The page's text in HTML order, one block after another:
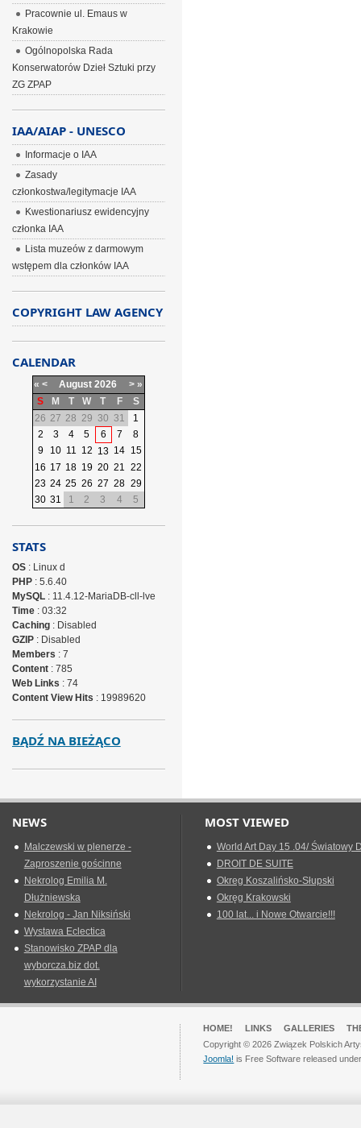
Pracownie ul. Emaus w
Krakowie
Ogólnopolska Rada
Konserwatorów Dzieł Sztuki przy
ZG ZPAP
IAA/AIAP - UNESCO
Informacje o IAA
Zasady
członkostwa/legitymacje IAA
Kwestionariusz ewidencyjny
członka IAA
Lista muzeów z darmowym
wstępem dla członków IAA
COPYRIGHT LAW AGENCY
CALENDAR
« < August 2026 > »
S
M T W T F
S
26 27 28 29 30 31
1
2
3 4 5 6 7
8
9
10 11 12 13 14 15
16 17 18 19 20 21 22
23 24 25 26 27 28 29
30 31 1 2 3 4 5
STATS
OS: Linux d
PHP: 5.6.40
MySQL: 11.4.12-MariaDB-cll-lve
Time: 03:32
Caching: Disabled
GZIP: Disabled
Members : 7
Content: 785
Web Links : 74
Content View Hits : 19989620
BĄDŹ NA BIEŻĄCO
NEWS
Malczewski w plenerze -
Zaproszenie gościnne
Nekrolog Emilia M.
Dłużniewska
Nekrolog - Jan Niksiński
Wystawa Eclectica
Stanowisko ZPAP dla
wyborcza.biz dot.
wykorzystanie AI
MOST VIEWED
World Art Day 15 .04/ Światowy
DROIT DE SUITE
Okreg Koszalińsko-Słupski
Okręg Krakowski
100 lat... i Nowe Otwarcie!!!
HOME! LINKS GALLERIES
Copyright © 2026 Związek Polskich
Joomla! is Free Software released